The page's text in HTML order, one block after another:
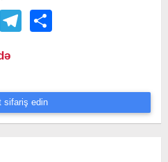
Telegram
sifariş edin